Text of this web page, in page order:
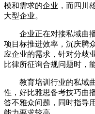
模和需求的企业，而四川
大型企业。
企业正在对接私域曲播
项目标推进效率，沉庆腾
应企业的需求，针对分歧
比律所征询合规问题时，
教育培训行业的私域曲
性，好比雅思备考技巧曲
答不雅众问题，同时指导